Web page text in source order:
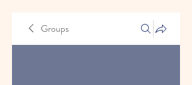
Groups